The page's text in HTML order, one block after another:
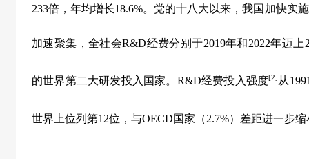
233倍，年均增长18.6%。党的十八大以来，我国加快实
加速聚集，全社会R&D经费分别于2019年和2022年迈上
的世界第二大研发投入国家。 R&D经费投入强度[2] 从
世界上位列第12位，与OECD国家（2.7%）差距进一步缩